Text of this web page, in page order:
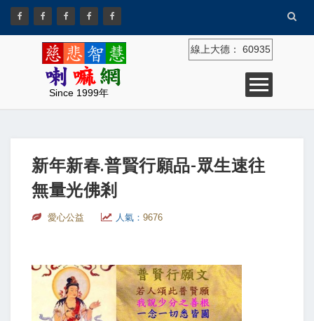
Since 1999年
線上大德： 60935
新年新春.普賢行願品-眾生速往
無量光佛剎
愛心公益 人氣： 9676